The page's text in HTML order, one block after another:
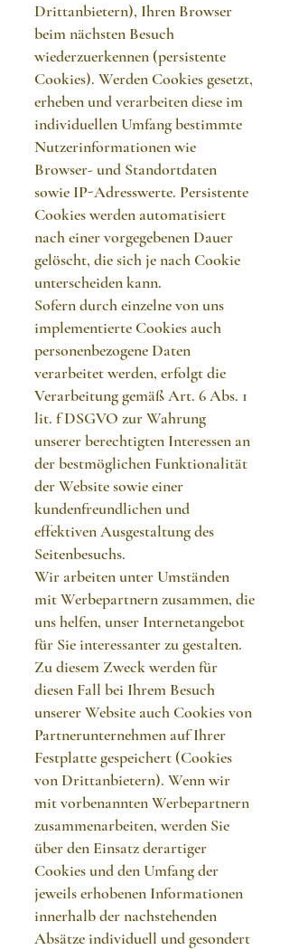
Drittanbietern), Ihren Browser
beim nächsten Besuch
wiederzuerkennen (persistente
Cookies). Werden Cookies gesetzt,
erheben und verarbeiten diese im
individuellen Umfang bestimmte
Nutzerinformationen wie
Browser- und Standortdaten
sowie IP-Adresswerte. Persistente
Cookies werden automatisiert
nach einer vorgegebenen Dauer
gelöscht, die sich je nach Cookie
unterscheiden kann.
Sofern durch einzelne von uns
implementierte Cookies auch
personenbezogene Daten
verarbeitet werden, erfolgt die
Verarbeitung gemäß Art. 6 Abs. 1
lit. f DSGVO zur Wahrung
unserer berechtigten Interessen an
der bestmöglichen Funktionalität
der Website sowie einer
kundenfreundlichen und
effektiven Ausgestaltung des
Seitenbesuchs.
Wir arbeiten unter Umständen
mit Werbepartnern zusammen, die
uns helfen, unser Internetangebot
für Sie interessanter zu gestalten.
Zu diesem Zweck werden für
diesen Fall bei Ihrem Besuch
unserer Website auch Cookies von
Partnerunternehmen auf Ihrer
Festplatte gespeichert (Cookies
von Drittanbietern). Wenn wir
mit vorbenannten Werbepartnern
zusammenarbeiten, werden Sie
über den Einsatz derartiger
Cookies und den Umfang der
jeweils erhobenen Informationen
innerhalb der nachstehenden
Absätze individuell und gesondert